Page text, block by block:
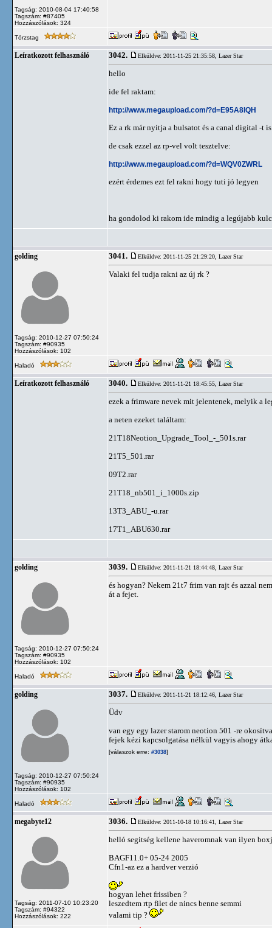
Tagság: 2010-08-04 17:40:58
Tagszám: #87405
Hozzászólások: 324
Törzstag
Leíratkozott felhasználó 3042. Elküldve: 2011-11-25 21:35:58, Lazer Star
hello
ide fel raktam:
http://www.megaupload.com/?d=E95A8IQH
Ez a rk már nyitja a bulsatot és a canal digital -t is
de csak ezzel az rp-vel volt tesztelve:
http://www.megaupload.com/?d=WQV0ZWRL
ezért érdemes ezt fel rakni hogy tuti jó legyen
ha gondolod ki rakom ide mindig a legújabb
golding
Tagság: 2010-12-27 07:50:24
Tagszám: #90935
Hozzászólások: 102
3041. Elküldve: 2011-11-25 21:29:20, Lazer Star
Valaki fel tudja rakni az új rk ?
Haladó
Leíratkozott felhasználó 3040. Elküldve: 2011-11-21 18:45:55, Lazer Star
ezek a frimware nevek mit jelentenek, melyik a
a neten ezeket találtam:
21T18Neotion_Upgrade_Tool_-_501s.rar
21T5_501.rar
09T2.rar
21T18_nb501_i_1000s.zip
13T3_ABU_-u.rar
17T1_ABU630.rar
golding
Tagság: 2010-12-27 07:50:24
Tagszám: #90935
Hozzászólások: 102
3039. Elküldve: 2011-11-21 18:44:48, Lazer Star
és hogyan? Nekem 21t7 frim van rajt és azzal
át a fejet.
Haladó
golding
Tagság: 2010-12-27 07:50:24
Tagszám: #90935
Hozzászólások: 102
3037. Elküldve: 2011-11-21 18:12:46, Lazer Star
Üdv
van egy egy lazer starom neotion 501 -re
fejek kézi kapcsolgatása nélkül vagyis ahogy
[válaszok erre: #3038]
Haladó
megabyte12
Tagság: 2011-07-10 10:23:20
Tagszám: #94322
Hozzászólások: 222
3036. Elküldve: 2011-10-18 10:16:41, Lazer Star
helló segitség kellene haveromnak van ilyen
BAGF11.0+ 05-24 2005
Cfn1-az ez a hardver verzió
hogyan lehet frissiben ?
leszedtem rtp filet de nincs benne semmi
valami tip ?